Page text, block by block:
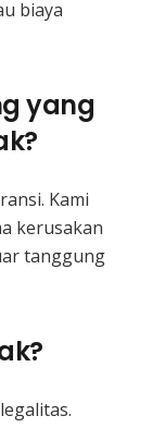
biaya
yang
Kami
kerusakan
tanggung